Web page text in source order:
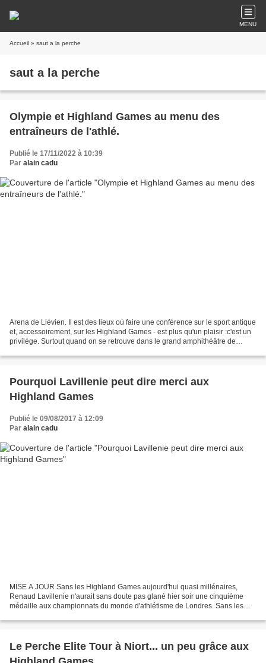
MENU
Accueil » saut a la perche
saut a la perche
Olympie et Highland Games au menu des
entraîneurs de l'athlé.
Publié le 17/11/2022 à 10:39
Par alain cadu
Arena de Liévien. Il est des lieux où faire une conférence sur le sport antique
et, accessoirement, sur les Highland Games - est plus qu'un plaisir :c'est un
privilège. Surtout quand on se retrouve dans le grand amphithéâtre de
Pourquoi Lavillenie peut dire merci aux
Highland Games
Publié le 09/08/2017 à 12:09
Par alain cadu
MISE A JOUR Sans les Highland Games aujourd'hui quasi millénaires,
Renaud Lavillenie n'aurait sans doute pas glané hier soir une cinquième
médaille aux championnats du monde d'athlétisme de Londres. Sans les
Le Perche Elite Tour à Niort... un peu grâce aux